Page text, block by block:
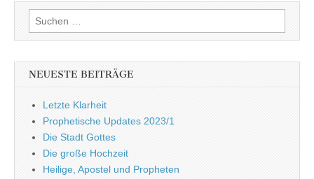
Suchen
nach:
NEUESTE BEITRÄGE
Letzte Klarheit
Prophetische Updates 2023/1
Die Stadt Gottes
Die große Hochzeit
Heilige, Apostel und Propheten